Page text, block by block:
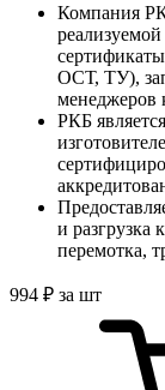
Компания
ОСТ, ТУ),
менеджеров
РКБ
и разгрузка
перемотка,
994 ₽ за шт